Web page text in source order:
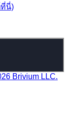
ที่นี่)
Brivium LLC.